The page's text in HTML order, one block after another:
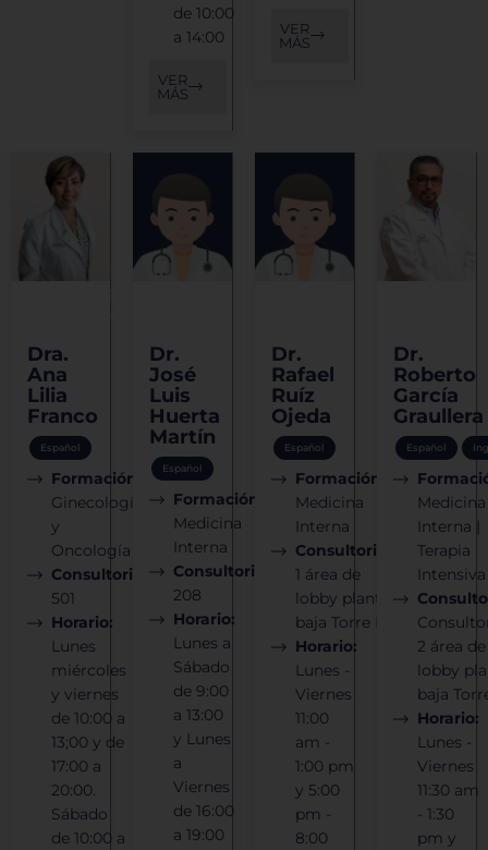
de 10:00
a 14:00
VER
MÁS
VER
MÁS
Dra.
Ana
Lilia
Franco
Español
Formación:
Ginecología
y
Oncología
Consultorio:
501
Horario:
Lunes
miércoles
y viernes
de 10:00 a
13;00 y de
17:00 a
20:00.
Sábado
de 10:00 a
Dr.
José
Luis
Huerta
Martín
Español
Formación:
Medicina
Interna
Consultorio:
208
Horario:
Lunes a
Sábado
de 9:00
a 13:00
y Lunes
a
Viernes
de 16:00
a 19:00
Dr.
Rafael
Ruíz
Ojeda
Español
Formación:
Medicina
Interna
Consultorio:
1 área de
lobby planta
baja Torre B.
Horario:
Lunes -
Viernes
11:00
am -
1:00 pm
y 5:00
pm -
8:00
Dr.
Roberto
García
Graullera
Español
Medicina
Interna |
Terapia
Intensiva
2 área de
lobby
baja
Horario:
Lunes -
Viernes
11:30 am
- 1:30
pm y